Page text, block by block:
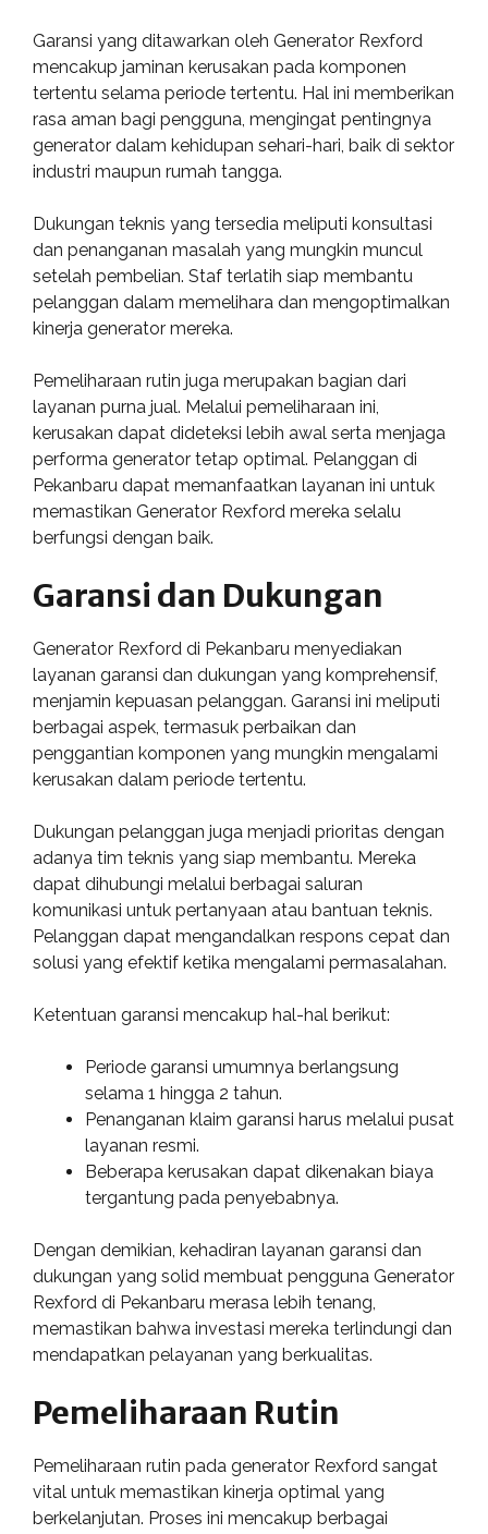
Garansi yang ditawarkan oleh Generator Rexford
mencakup jaminan kerusakan pada komponen
tertentu selama periode tertentu. Hal ini memberikan
rasa aman bagi pengguna, mengingat pentingnya
generator dalam kehidupan sehari-hari, baik di sektor
industri maupun rumah tangga.
Dukungan teknis yang tersedia meliputi konsultasi
dan penanganan masalah yang mungkin muncul
setelah pembelian. Staf terlatih siap membantu
pelanggan dalam memelihara dan mengoptimalkan
kinerja generator mereka.
Pemeliharaan rutin juga merupakan bagian dari
layanan purna jual. Melalui pemeliharaan ini,
kerusakan dapat dideteksi lebih awal serta menjaga
performa generator tetap optimal. Pelanggan di
Pekanbaru dapat memanfaatkan layanan ini untuk
memastikan Generator Rexford mereka selalu
berfungsi dengan baik.
Garansi dan Dukungan
Generator Rexford di Pekanbaru menyediakan
layanan garansi dan dukungan yang komprehensif,
menjamin kepuasan pelanggan. Garansi ini meliputi
berbagai aspek, termasuk perbaikan dan
penggantian komponen yang mungkin mengalami
kerusakan dalam periode tertentu.
Dukungan pelanggan juga menjadi prioritas dengan
adanya tim teknis yang siap membantu. Mereka
dapat dihubungi melalui berbagai saluran
komunikasi untuk pertanyaan atau bantuan teknis.
Pelanggan dapat mengandalkan respons cepat dan
solusi yang efektif ketika mengalami permasalahan.
Ketentuan garansi mencakup hal-hal berikut:
Periode garansi umumnya berlangsung
selama 1 hingga 2 tahun.
Penanganan klaim garansi harus melalui pusat
layanan resmi.
Beberapa kerusakan dapat dikenakan biaya
tergantung pada penyebabnya.
Dengan demikian, kehadiran layanan garansi dan
dukungan yang solid membuat pengguna Generator
Rexford di Pekanbaru merasa lebih tenang,
memastikan bahwa investasi mereka terlindungi dan
mendapatkan pelayanan yang berkualitas.
Pemeliharaan Rutin
Pemeliharaan rutin pada generator Rexford sangat
vital untuk memastikan kinerja optimal yang
berkelanjutan. Proses ini mencakup berbagai